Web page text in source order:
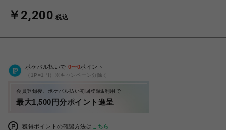
￥2,200 税込
ポケパル払いで 0〜0ポイント
（1P=1円）※キャンペーン分除く
会員登録後、ポケパル払い初回登録&利用で
最大1,500円分ポイント進呈
獲得ポイントの確認方法は こちら